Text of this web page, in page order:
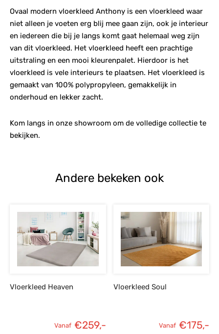
Ovaal modern vloerkleed Anthony is een vloerkleed waar
niet alleen je voeten erg blij mee gaan zijn, ook je interieur
en iedereen die bij je langs komt gaat helemaal weg zijn
van dit vloerkleed. Het vloerkleed heeft een prachtige
uitstraling en een mooi kleurenpalet. Hierdoor is het
vloerkleed is vele interieurs te plaatsen. Het vloerkleed is
gemaakt van 100% polypropyleen, gemakkelijk in
onderhoud en lekker zacht.
Kom langs in onze showroom om de volledige collectie te
bekijken.
Andere bekeken ook
Vloerkleed Heaven
Vanaf €259,-
Vloerkleed Soul
Vanaf €175,-